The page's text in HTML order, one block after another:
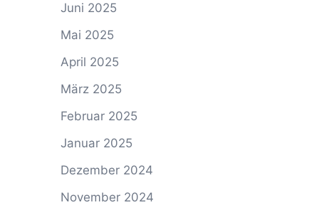
Juni 2025
Mai 2025
April 2025
März 2025
Februar 2025
Januar 2025
Dezember 2024
November 2024